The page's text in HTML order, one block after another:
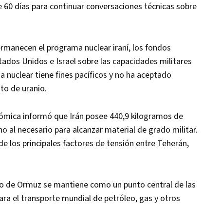
días para continuar conversaciones técnicas sobre
el programa nuclear iraní, los fondos
Unidos e Israel sobre las capacidades militares
nuclear tiene fines pacíficos y no ha aceptado
de uranio.
informó que Irán posee 440,9 kilogramos de
al necesario para alcanzar material de grado militar.
los principales factores de tensión entre Teherán,
de Ormuz se mantiene como un punto central de las
el transporte mundial de petróleo, gas y otros